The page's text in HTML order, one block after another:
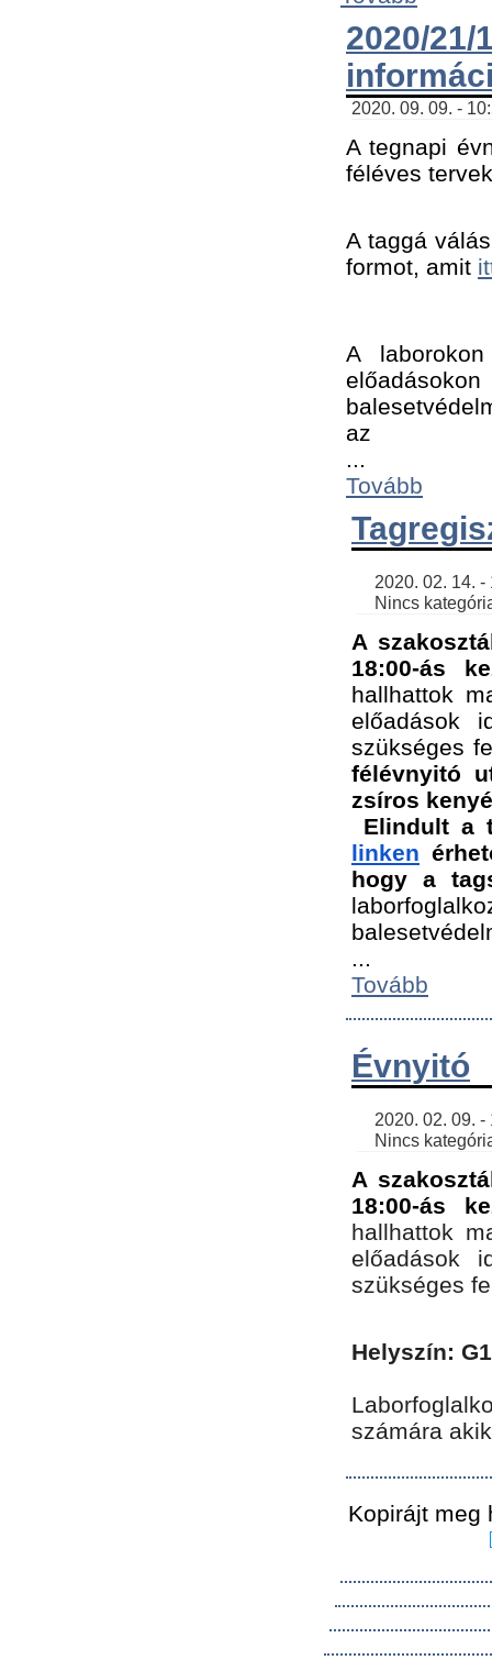
2020/
2020. 09. 09. -
A tegnapi
féléves
A taggá
formot, amit
A
az ﻿
Tovább
Nincs
A
18:00-ás
hallhattok
előadások
szükséges
félévnyitó
zsíros
Elindult a
linken
hogy a
Tovább
Évnyitó
Nincs
A
18:00-ás
hallhattok
előadások
szükséges
Helyszín:
számára
Kopirájt meg